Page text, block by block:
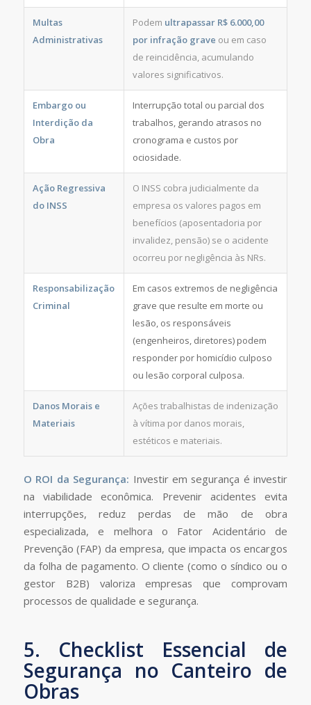
Multas
Administrativas
Podem ultrapassar R$ 6.000,00
por infração grave ou em caso
de reincidência, acumulando
valores significativos.
Embargo ou
Interdição da
Obra
Interrupção total ou parcial dos
trabalhos, gerando atrasos no
cronograma e custos por
ociosidade.
Ação Regressiva
do INSS
O INSS cobra judicialmente da
empresa os valores pagos em
benefícios (aposentadoria por
invalidez, pensão) se o acidente
ocorreu por negligência às NRs.
Responsabilização
Criminal
Em casos extremos de negligência
grave que resulte em morte ou
lesão, os responsáveis
(engenheiros, diretores) podem
responder por homicídio culposo
ou lesão corporal culposa.
Danos Morais e
Materiais
Ações trabalhistas de indenização
à vítima por danos morais,
estéticos e materiais.
O ROI da Segurança: Investir em segurança é investir
na viabilidade econômica. Prevenir acidentes evita
interrupções, reduz perdas de mão de obra
especializada, e melhora o Fator Acidentário de
Prevenção (FAP) da empresa, que impacta os encargos
da folha de pagamento. O cliente (como o síndico ou o
gestor B2B) valoriza empresas que comprovam
processos de qualidade e segurança.
5. Checklist Essencial de
Segurança no Canteiro de
Obras